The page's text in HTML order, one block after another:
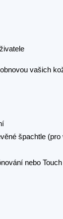
vašich
špachtle
nebo